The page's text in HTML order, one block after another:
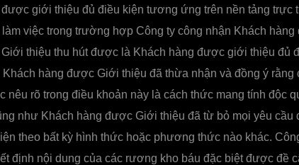
được giới thiệu đủ điều kiện tương ứng trên nền tảng trực
làm việc trong trường hợp Công ty công nhận Khách
Giới thiệu thu hút được là Khách hàng được giới thiệu đủ
hàng được Giới thiệu đã thừa nhận và đồng ý rằng
nêu rõ trong điều khoản này là cách thức mang tính độc
như Khách hàng được Giới thiệu đã từ bỏ mọi yêu cầu
theo bất kỳ hình thức hoặc phương thức nào khác.
định nội dung của các rương kho báu đặc biệt được đề